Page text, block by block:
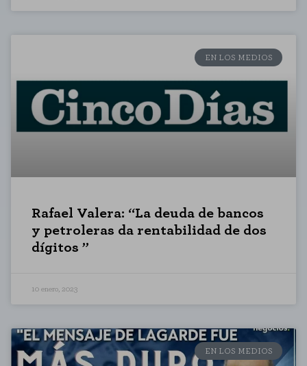
EN LOS MEDIOS
Rafael Valera: “La deuda de bancos
y petroleras da rentabilidad de dos
dígitos ”
10 enero, 2023
EN LOS MEDIOS